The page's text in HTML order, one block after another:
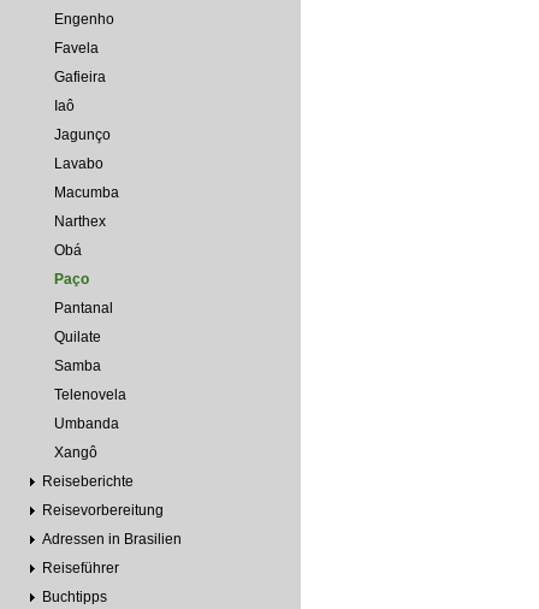
Engenho
Favela
Gafieira
Iaô
Jagunço
Lavabo
Macumba
Narthex
Obá
Paço
Pantanal
Quilate
Samba
Telenovela
Umbanda
Xangô
Reiseberichte
Reisevorbereitung
Adressen in Brasilien
Reiseführer
Buchtipps